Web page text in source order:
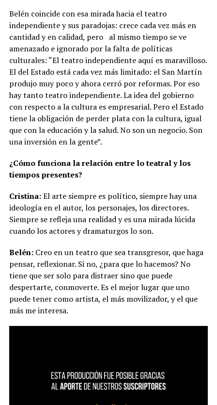
Belén coincide con esa mirada hacia el teatro
independiente y sus paradojas: crece cada vez más en
cantidad y en calidad, pero al mismo tiempo se ve
amenazado e ignorado por la falta de políticas
culturales: “El teatro independiente aquí es maravilloso.
El del Estado está cada vez más limitado: el San Martín
produjo muy poco y ahora cerró por reformas. Por eso
hay tanto teatro independiente. La idea del gobierno
con respecto a la cultura es empresarial. Pero el Estado
tiene la obligación de perder plata con la cultura, igual
que con la educación y la salud. No son un negocio. Son
una inversión en la gente”.
¿Cómo funciona la relación entre lo teatral y los
tiempos presentes?
Cristina:El arte siempre es político, siempre hay una
ideología en el autor, los personajes, los directores.
Siempre se refleja una realidad y es una mirada lúcida
cuando los actores y dramaturgos lo son.
Belén:Creo en un teatro que sea transgresor, que haga
pensar, reflexionar. Si no, ¿para que lo hacemos? No
tiene que ser solo para distraer sino que puede
despertarte, conmoverte. Es el mejor lugar que uno
puede tener como artista, el más movilizador, y el que
más me interesa.